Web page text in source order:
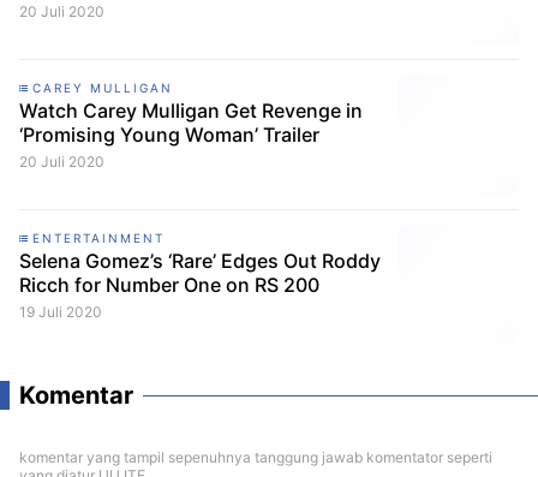
20 Juli 2020
CAREY MULLIGAN
Watch Carey Mulligan Get Revenge in
‘Promising Young Woman’ Trailer
20 Juli 2020
ENTERTAINMENT
Selena Gomez’s ‘Rare’ Edges Out Roddy
Ricch for Number One on RS 200
19 Juli 2020
Komentar
komentar yang tampil sepenuhnya tanggung jawab komentator seperti